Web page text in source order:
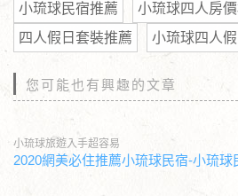
小琉球民宿推薦 小琉球四人房
四人假日套裝推薦
小琉球四人
您可能也有興趣的文章
小琉球旅遊入手超容易
2020網美必住推薦小琉球民宿-小琉球